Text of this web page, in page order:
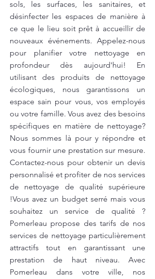
sols, les surfaces, les sanitaires, et
désinfecter les espaces de manière à
ce que le lieu soit prêt à accueillir de
nouveaux événements. Appelez-nous
pour planifier votre nettoyage en
profondeur dès aujourd'hui! En
utilisant des produits de nettoyage
écologiques, nous garantissons un
espace sain pour vous, vos employés
ou votre famille. Vous avez des besoins
spécifiques en matière de nettoyage?
Nous sommes là pour y répondre et
vous fournir une prestation sur mesure.
Contactez-nous pour obtenir un devis
personnalisé et profiter de nos services
de nettoyage de qualité supérieure
!Vous avez un budget serré mais vous
souhaitez un service de qualité ?
Pomerleau propose des tarifs de nos
services de nettoyage particulièrement
attractifs tout en garantissant une
prestation de haut niveau. Avec
Pomerleau dans votre ville, nos